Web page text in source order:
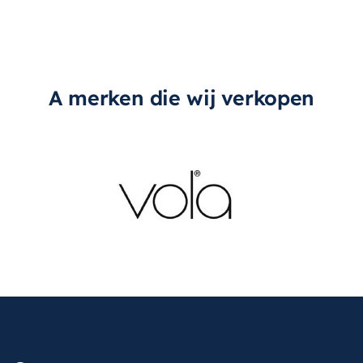
A merken die wij verkopen